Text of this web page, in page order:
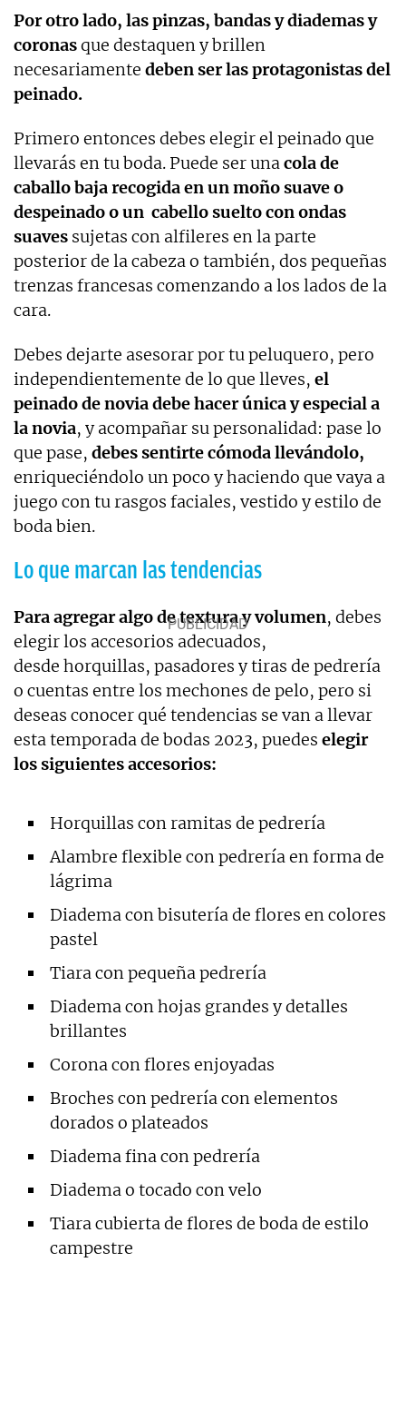
Por otro lado, las pinzas, bandas y diademas y
coronasque destaquen y brillen
necesariamente deben ser las protagonistas del
peinado.
Primero entonces debes elegir el peinado que
llevarás en tu boda. Puede ser unacola de
caballo baja recogida en un moño suave o
despeinado o un cabello suelto con ondas
suaves sujetas con alfileres en la parte
posterior de la cabeza o también, dos pequeñas
trenzas francesas comenzando a los lados de la
cara.
Debes dejarte asesorar por tu peluquero, pero
independientemente de lo que lleves, el
peinado de novia debe hacer única y especial a
la novia, y acompañar su personalidad: pase lo
que pase, debes sentirte cómoda llevándolo,
enriqueciéndolo un poco y haciendo que vaya a
juego con tu rasgos faciales, vestido y estilo de
boda bien.
Lo que marcan las tendencias
Para agregar algo de textura y volumen, debes
elegir los accesorios adecuados,
desde horquillas, pasadores y tiras de pedrería
o cuentas entre los mechones de pelo, pero si
deseas conocer qué tendencias se van a llevar
esta temporada de bodas 2023, puedes elegir
los siguientes accesorios:
Horquillas con ramitas de pedrería
Alambre flexible con pedrería en forma de
lágrima
Diadema con bisutería de flores en colores
pastel
Tiara con pequeña pedrería
Diadema con hojas grandes y detalles
brillantes
Corona con flores enjoyadas
Broches con pedrería con elementos
dorados o plateados
Diadema fina con pedrería
Diadema o tocado con velo
Tiara cubierta de flores de boda de estilo
campestre